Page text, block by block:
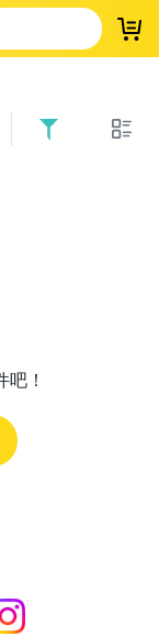
登
！